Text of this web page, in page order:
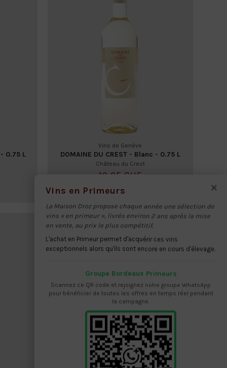
0.75 L
Vins de Genève
DOMAINE DU CREST - Blanc - 0.75 L
Château du Crest
10,05 CHF
×
Vins en Primeurs
La Maison Droz propose chaque année une sélection de
vins « en primeur », livrés environ 2 ans après la mise
en vente, au prix le plus compétitif.
L'achat en Primeur permet d'acquérir ces vins
exceptionnels alors qu'ils sont encore en cours d'élevage.
Groupe Bordeaux Primeurs
Scannez ce QR code et rejoignez notre groupe WhatsApp
pour bénéficier de toutes les offres en temps réel pendant
la campagne.